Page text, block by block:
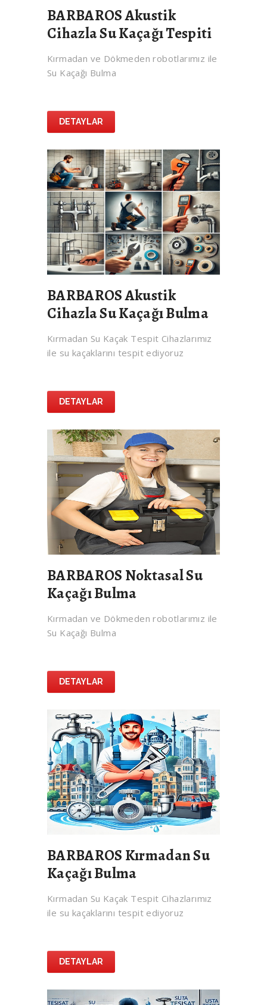
BARBAROS Akustik
Cihazla Su Kaçağı Tespiti
Kırmadan ve Dökmeden robotlarımız ile
Su Kaçağı Bulma
DETAYLAR
BARBAROS Akustik
Cihazla Su Kaçağı Bulma
Kırmadan Su Kaçak Tespit Cihazlarımız
ile su kaçaklarını tespit ediyoruz
DETAYLAR
BARBAROS Noktasal Su
Kaçağı Bulma
Kırmadan ve Dökmeden robotlarımız ile
Su Kaçağı Bulma
DETAYLAR
BARBAROS Kırmadan Su
Kaçağı Bulma
Kırmadan Su Kaçak Tespit Cihazlarımız
ile su kaçaklarını tespit ediyoruz
DETAYLAR